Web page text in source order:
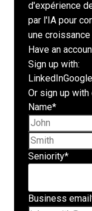
d'expérience
par l'IA pour
une
Have an
Sign up with:
LinkedInGoogle
Or sign up with
Name*
Seniority*
Business email